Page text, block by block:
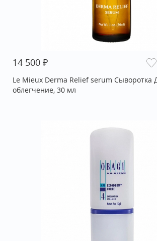
14 500 ₽
Le Mieux Derma Relief serum Сыворотка
облегчение, 30 мл